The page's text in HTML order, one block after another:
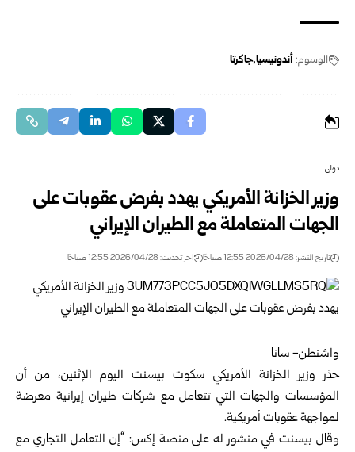
الوسوم: أندونيسيا جاكرتا
دولي
وزير الخزانة الأمريكي يهدد بفرض عقوبات على
الجهات المتعاملة مع الطيران الإيراني
تاريخ النشر: 2026/04/28 12:55 صباحًا اخر تحديث: 2026/04/28 12:55 صباحًا
واشنطن- سانا
حذروزير الخزانة الأمريكي سكوت بيسنت اليوم الإثنين، من أن
المؤسسات والجهات التي تتعامل مع شركات طيران إيرانية معرضة
لمواجهة عقوبات أمريكية.
وقال بيسنت في منشور له على منصة إكس: “إن التعامل التجاري مع